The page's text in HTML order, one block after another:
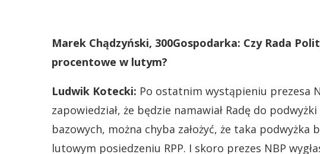
Marek Chądzyński, 300Gospodarka: Czy Rada
procentowe w lutym?
Ludwik Kotecki: Po ostatnim wystąpieniu prezesa
zapowiedział, że będzie namawiał Radę do
bazowych, można chyba założyć, że taka
lutowym posiedzeniu RPP. I skoro prezes NBP